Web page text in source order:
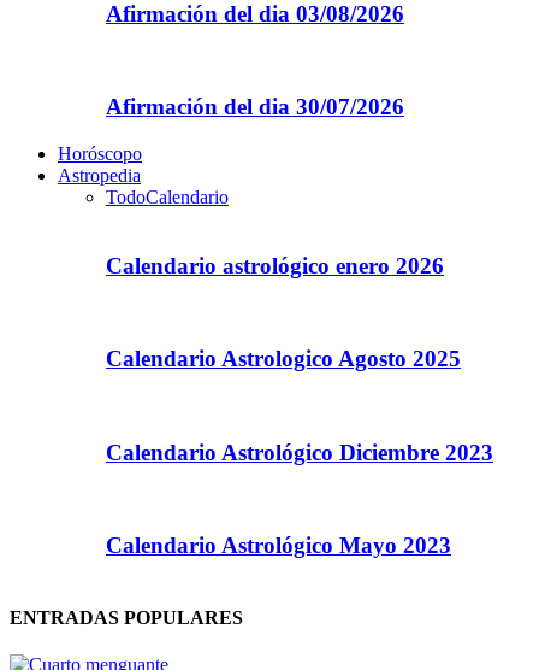
Afirmación del dia 03/08/2026
Afirmación del dia 30/07/2026
Horóscopo
Astropedia
TodoCalendario
Calendario astrológico enero 2026
Calendario Astrologico Agosto 2025
Calendario Astrológico Diciembre 2023
Calendario Astrológico Mayo 2023
ENTRADAS POPULARES